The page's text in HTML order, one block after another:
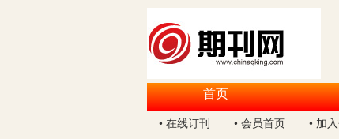
首页
• 在线订刊
• 会员首页 • 加